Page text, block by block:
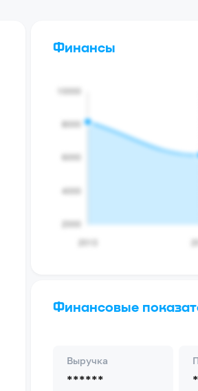
Финансы
Финансовые
Выручка
******